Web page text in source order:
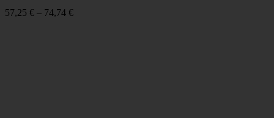
57,25 € – 74,74 €